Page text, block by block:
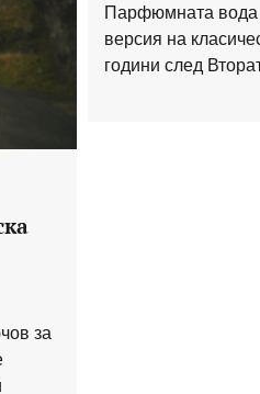
за
Парфюмната вода
версия на
години след